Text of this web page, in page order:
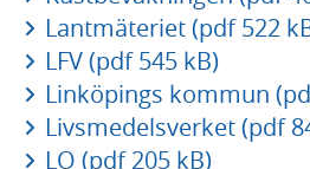
Lantmäteriet (pdf 522
LFV (pdf 545 kB)
Linköpings kommun
Livsmedelsverket (pdf
LO (pdf 205 kB)